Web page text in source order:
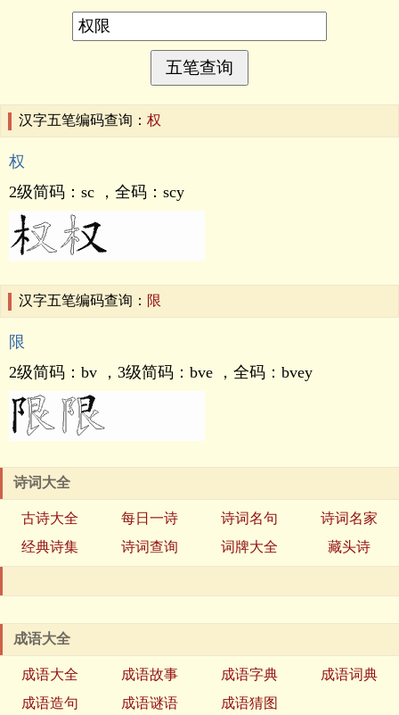
汉字五笔编码查询： 权
权
2级简码： sc ，全码： scy
汉字五笔编码查询： 限
限
2级简码： bv ，3级简码： bve ，全码： bvey
诗词大全
古诗大全 每日一诗 诗词名句
诗词名家
经典诗集
诗词查询 词牌大全 藏头诗
成语大全
成语大全 成语故事 成语字典
成语词典
成语造句
成语谜语 成语猜图